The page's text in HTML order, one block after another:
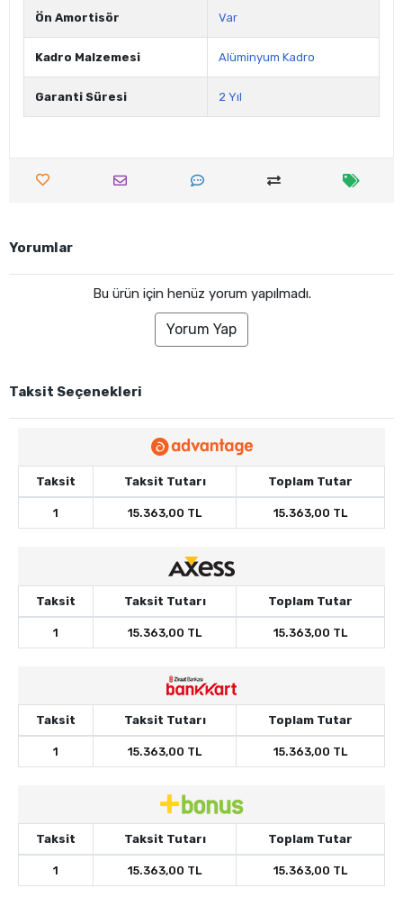
Ön Amortisör Var
Kadro Malzemesi Alüminyum Kadro
Garanti Süresi 2 Yıl
Yorumlar
Bu ürün için henüz yorum yapılmadı.
Yorum Yap
Taksit Seçenekleri
Taksit Taksit Tutarı Toplam Tutar
1 15.363,00 TL 15.363,00 TL
Taksit Taksit Tutarı Toplam Tutar
1 15.363,00 TL 15.363,00 TL
Taksit Taksit Tutarı Toplam Tutar
1 15.363,00 TL 15.363,00 TL
Taksit Taksit Tutarı Toplam Tutar
1 15.363,00 TL 15.363,00 TL